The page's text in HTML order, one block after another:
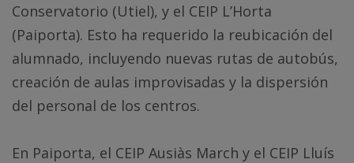
Conservatorio (Utiel), y el CEIP L’Horta
(Paiporta). Esto ha requerido la reubicación del
alumnado, incluyendo nuevas rutas de autobús,
creación de aulas improvisadas y la dispersión
del personal de los centros.
En Paiporta, el CEIP Ausiàs March y el CEIP Lluís